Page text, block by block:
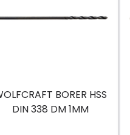
BORER HSS
DIN 338 DM 1MM